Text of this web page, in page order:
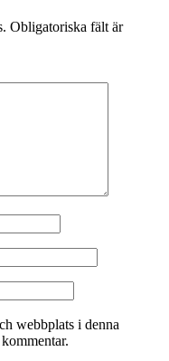
Obligatoriska fält är
webbplats i denna